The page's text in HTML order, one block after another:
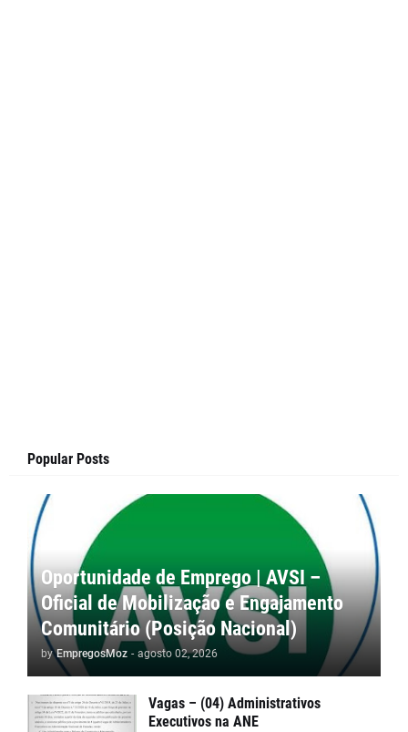
Popular Posts
Oportunidade de Emprego | AVSI –
Oficial de Mobilização e Engajamento
Comunitário (Posição Nacional)
by EmpregosMoz - agosto 02, 2026
Vagas – (04) Administrativos
Executivos na ANE